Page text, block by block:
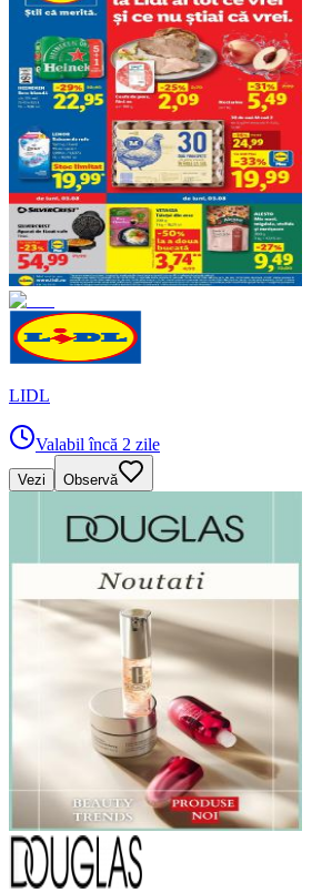
LIDL
Valabil încă 2 zile
Vezi Observă